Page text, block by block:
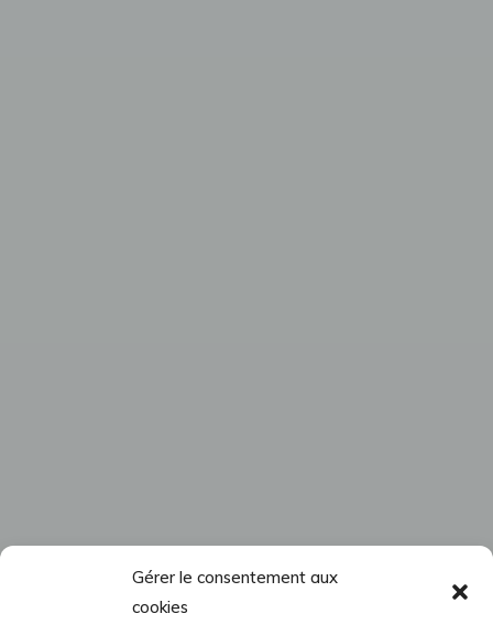
Gérer le consentement aux
cookies